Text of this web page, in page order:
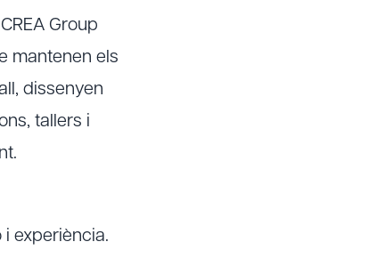
Group
mantenen els
dissenyen
tallers i
experiència.